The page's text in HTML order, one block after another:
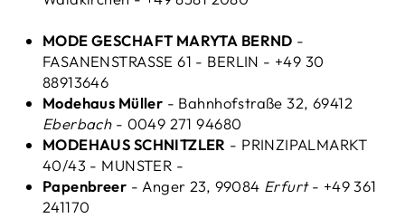
MODE GESCHAFT MARYTA BERND -
FASANENSTRASSE 61 - BERLIN - +49 30
88913646
Modehaus Müller - Bahnhofstraße 32, 69412
Eberbach- 0049 271 94680
MODEHAUS SCHNITZLER - PRINZIPALMARKT
40/43 - MUNSTER -
Papenbreer - Anger 23, 99084 Erfurt- +49 361
241170